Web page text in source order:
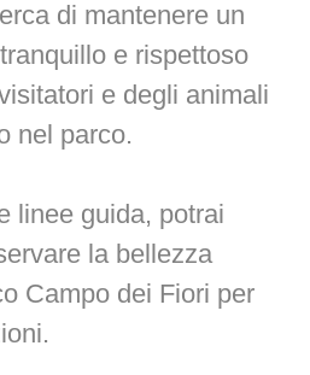
di mantenere un
e rispettoso
e degli animali
nel parco.
linee guida, potrai
la bellezza
Campo dei Fiori per